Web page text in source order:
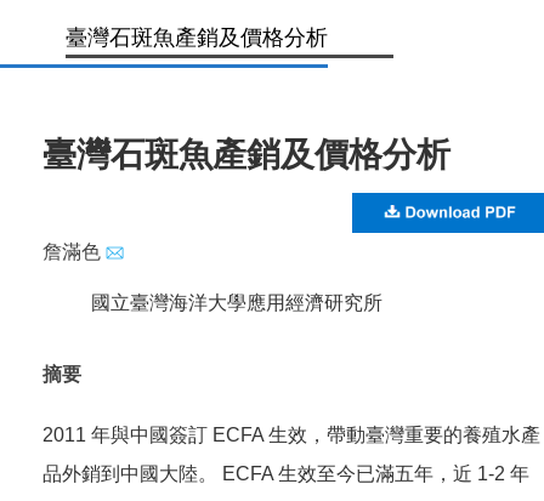
臺灣石斑魚產銷及價格分析
臺灣石斑魚產銷及價格分析
詹滿色
國立臺灣海洋大學應用經濟研究所
摘要
2011 年與中國簽訂 ECFA 生效，帶動臺灣重要的養殖水產
品外銷到中國大陸。 ECFA 生效至今已滿五年，近 1-2 年